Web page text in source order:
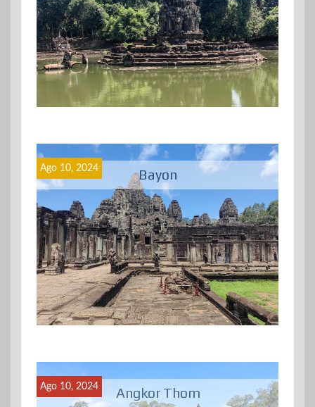
Bayon
Ago 10, 2024
Angkor Thom
Ago 10, 2024